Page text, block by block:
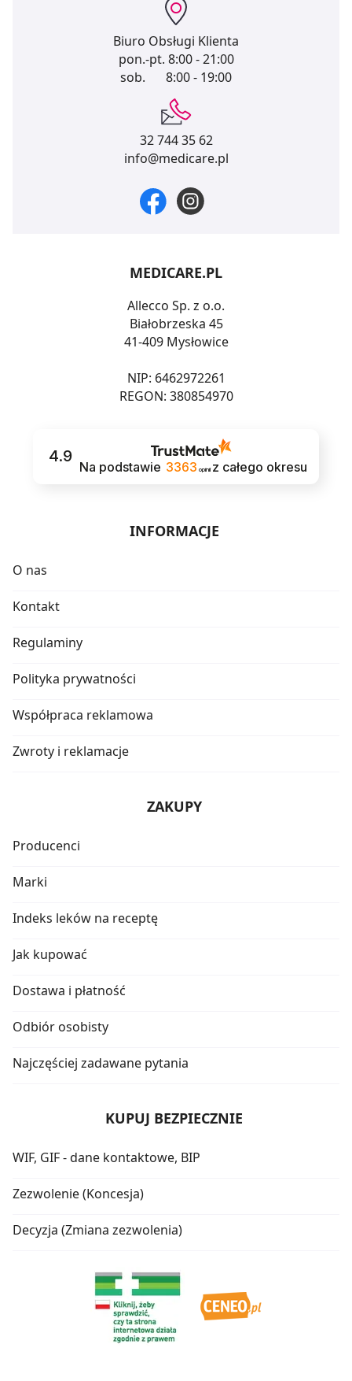
Biuro Obsługi Klienta
pon.-pt. 8:00 - 21:00
sob.
8:00 - 19:00
32 744 35 62
info@medicare.pl
MEDICARE.PL
Allecco Sp. z o.o.
Białobrzeska 45
41-409 Mysłowice
NIP: 6462972261
REGON: 380854970
4.9
Na podstawie 3363 opinii z całego okresu
INFORMACJE
O nas
Kontakt
Regulaminy
Polityka prywatności
Współpraca reklamowa
Zwroty i reklamacje
ZAKUPY
Producenci
Marki
Indeks leków na receptę
Jak kupować
Dostawa i płatność
Odbiór osobisty
Najczęściej zadawane pytania
KUPUJ BEZPIECZNIE
WIF, GIF - dane kontaktowe, BIP
Zezwolenie (Koncesja)
Decyzja (Zmiana zezwolenia)